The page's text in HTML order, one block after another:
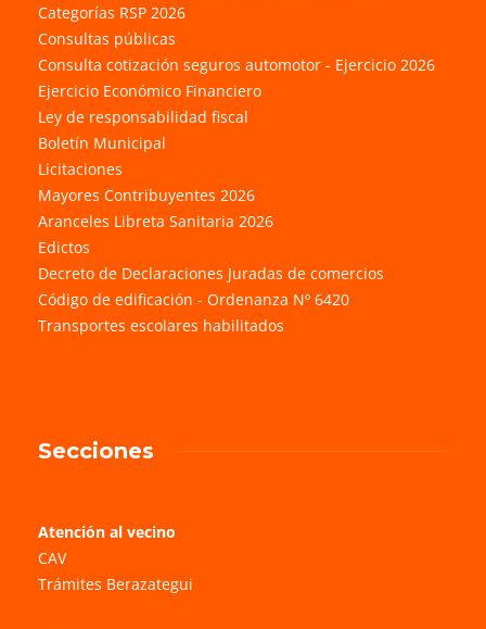
Categorías RSP 2026
Consultas públicas
Consulta cotización seguros automotor - Ejercicio 2026
Ejercicio Económico Financiero
Ley de responsabilidad fiscal
Boletín Municipal
Licitaciones
Mayores Contribuyentes 2026
Aranceles Libreta Sanitaria 2026
Edictos
Decreto de Declaraciones Juradas de comercios
Código de edificación - Ordenanza Nº 6420
Transportes escolares habilitados
Secciones
Atención al vecino
CAV
Trámites Berazategui